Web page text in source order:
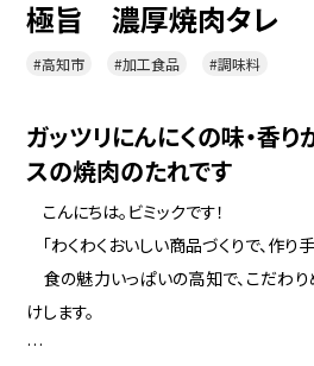
極旨 濃厚焼肉タレ
#高知市 #加工食品 #調味料
ガッツリにんにくの味・香
スの焼肉のたれです
こんにちは。ビミックです！
「わくわくおいしい商品づくりで、作り
食の魅力いっぱいの高知で、こだわ
けします。